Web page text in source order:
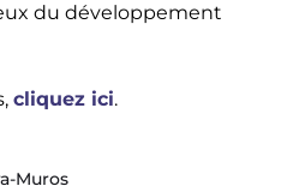
du développement
cliquez ici.
Muros